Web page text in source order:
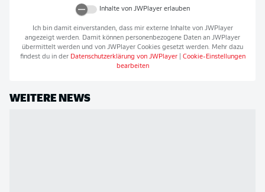
Inhalte von JWPlayererlauben
Ich bin damit einverstanden, dass mir externe Inhalte von JWPlayer
angezeigt werden. Damit können personenbezogene Daten an JWPlayer
übermittelt werden und von JWPlayer Cookies gesetzt werden. Mehr dazu
findest du in der Datenschutzerklärung von JWPlayer| Cookie-Einstellungen
bearbeiten
WEITERE NEWS